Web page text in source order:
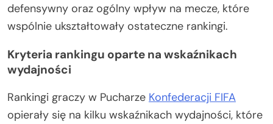
defensywny oraz ogólny wpływ na mecze, które
wspólnie ukształtowały ostateczne rankingi.
Kryteria rankingu oparte na wskaźnikach
wydajności
Rankingi graczy w Pucharze Konfederacji FIFA
opierały się na kilku wskaźnikach wydajności, które